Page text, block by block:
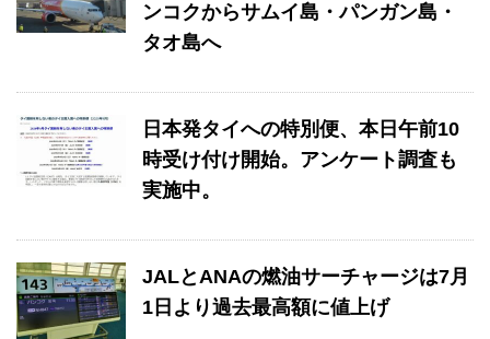
ンコクからサムイ島・パンガン島・
タオ島へ
日本発タイへの特別便、本日午前10
時受け付け開始。アンケート調査も
実施中。
JALとANAの燃油サーチャージは7月
1日より過去最高額に値上げ